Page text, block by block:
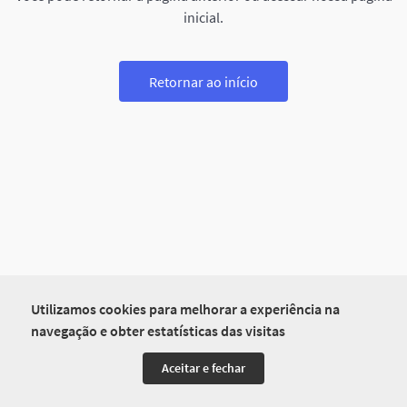
Utilizamos cookies para melhorar a experiência na
navegação e obter estatísticas das visitas
Aceitar e fechar
inicial.
Retornar ao início